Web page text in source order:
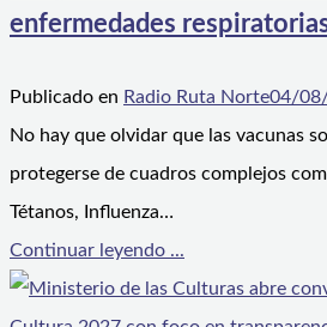
enfermedades
Publicado en Radio Ruta Norte04/
No hay que olvidar que las vacunas
protegerse de cuadros complejos
Tétanos, Influenza…
Continuar leyendo ...